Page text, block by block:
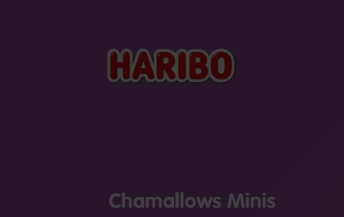
Chamallows Minis